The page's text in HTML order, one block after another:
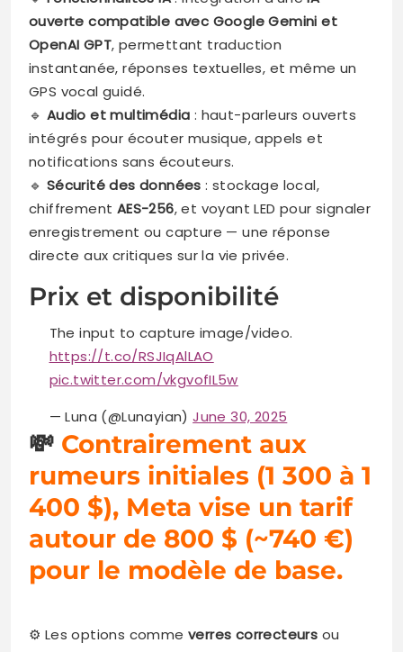
ouverte compatible avec Google Gemini et
OpenAI GPT, permettant traduction
instantanée, réponses textuelles, et même un
GPS vocal guidé.
🔹 Audio et multimédia : haut-parleurs ouverts
intégrés pour écouter musique, appels et
notifications sans écouteurs.
🔹 Sécurité des données : stockage local,
chiffrement AES-256, et voyant LED pour signaler
enregistrement ou capture — une réponse
directe aux critiques sur la vie privée.
Prix et disponibilité
The input to capture image/video.
https://t.co/RSJIqAlLAO
pic.twitter.com/vkgvofIL5w
— Luna (@Lunayian)June 30, 2025
💸 Contrairement aux
rumeurs initiales (1 300 à 1
400 $), Meta vise un tarif
autour de 800 $ (~740 €)
pour le modèle de base.
⚙️ Les options comme verres correcteurs ou